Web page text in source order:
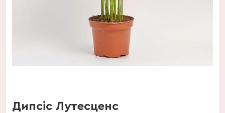
Дипсіс Лутесценс